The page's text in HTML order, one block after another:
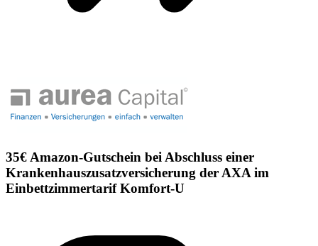
35€ Amazon-Gutschein bei Abschluss einer
Krankenhauszusatzversicherung der AXA im
Einbettzimmertarif Komfort-U